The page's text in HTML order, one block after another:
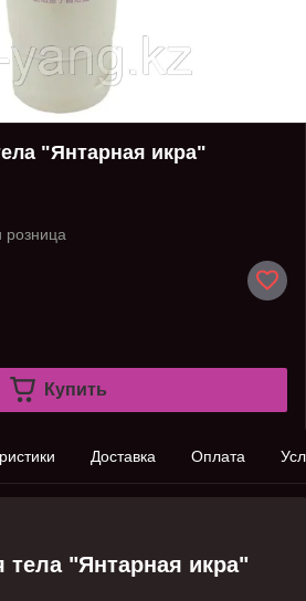
"Янтарная икра"
розница
Купить
Доставка Оплата
тела "Янтарная икра"